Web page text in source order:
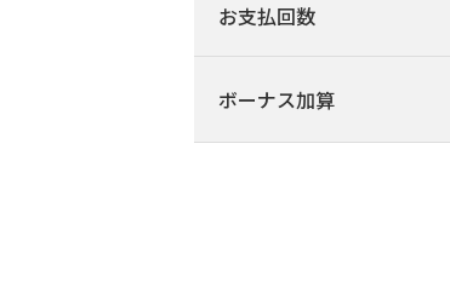
お支払回数
ボーナス加算